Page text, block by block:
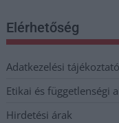
Elérhetőség
Adatkezelési tájékoztató
Etikai és függetlenségi
Hirdetési árak